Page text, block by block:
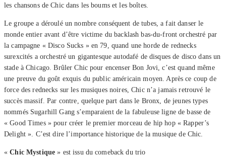
les chansons de Chic dans les boums et les boîtes.
Le groupe a déroulé un nombre conséquent de tubes, a fait danser le
monde entier avant d’être victime du backlash bas-du-front orchestré par
la campagne « Disco Sucks » en 79, quand une horde de rednecks
surexcités a orchestré un gigantesque autodafé de disques de disco dans un
stade à Chicago. Brûler Chic pour encenser Bon Jovi, c’est quand même
une preuve du goût exquis du public américain moyen. Après ce coup de
force des rednecks sur les musiques noires, Chic n’a jamais retrouvé le
succès massif. Par contre, quelque part dans le Bronx, de jeunes types
nommés Sugarhill Gang s’emparaient de la fabuleuse ligne de basse de
« Good Times » pour créer le premier morceau de hip hop « Rapper’s
Delight ». C’est dire l’importance historique de la musique de Chic.
«Chic Mystique » est issu du comeback du trio